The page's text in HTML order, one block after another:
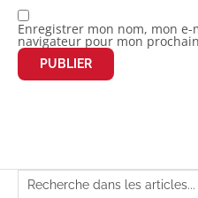
Enregistrer mon nom, mon
navigateur pour mon